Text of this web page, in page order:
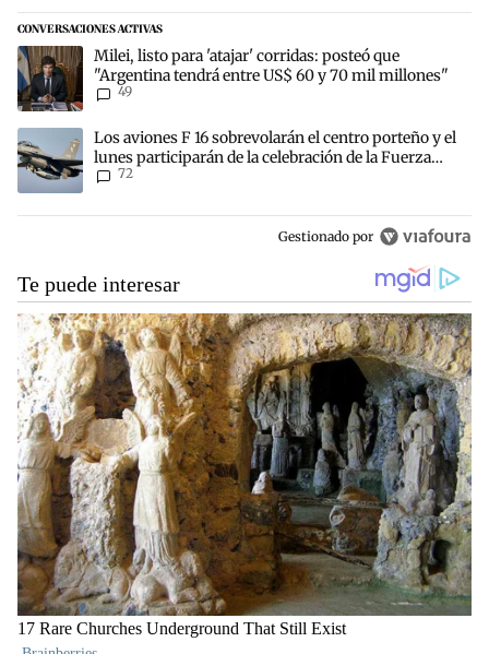
CONVERSACIONES ACTIVAS
Este listado muestra los artículos con más comentarios en los
Un artículo de tendencia con el título "Milei, listo para 'atajar'
Milei, listo para 'atajar' corridas: posteó que
"Argentina tendrá entre US$ 60 y 70 mil millones"
49
Un artículo de tendencia con el título "Los aviones F 16
Los aviones F 16 sobrevolarán el centro porteño y el
lunes participarán de la celebración de la Fuerza
Aérea
72
Gestionado por